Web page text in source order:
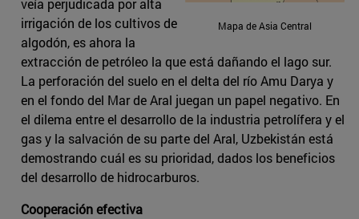
Mapa de Asia Central
veía perjudicada por alta
irrigación de los cultivos de
algodón, es ahora la
extracción de petróleo la que está dañando el lago sur.
La perforación del suelo en el delta del río Amu Darya y
en el fondo del Mar de Aral juegan un papel negativo. En
el dilema entre el desarrollo de la industria petrolífera y el
gas y la salvación de su parte del Aral, Uzbekistán está
demostrando cuál es su prioridad, dados los beneficios
del desarrollo de hidrocarburos.
Cooperación efectiva